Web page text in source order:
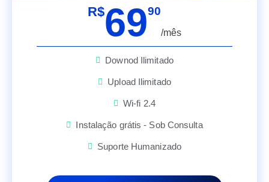
R$6990
/mês
Downod Ilimitado
Upload Ilimitado
Wi-fi 2.4
Instalação grátis - Sob Consulta
Suporte Humanizado